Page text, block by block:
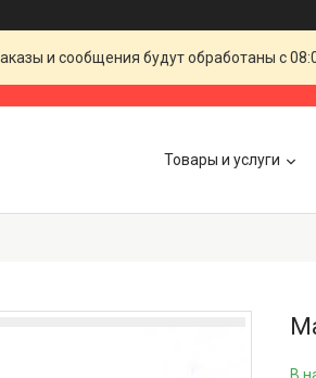
и сообщения будут обработаны с
Товары и услуги